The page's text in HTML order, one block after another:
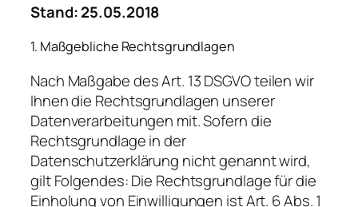
Stand: 25.05.2018
1. Maßgebliche Rechtsgrundlagen
Nach Maßgabe des Art. 13 DSGVO teilen wir
Ihnen die Rechtsgrundlagen unserer
Datenverarbeitungen mit. Sofern die
Rechtsgrundlage in der
Datenschutzerklärung nicht genannt wird,
gilt Folgendes: Die Rechtsgrundlage für die
Einholung von Einwilligungen ist Art. 6 Abs. 1